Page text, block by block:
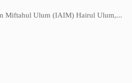
Miftahul Ulum (IAIM) Hairul Ulum,...